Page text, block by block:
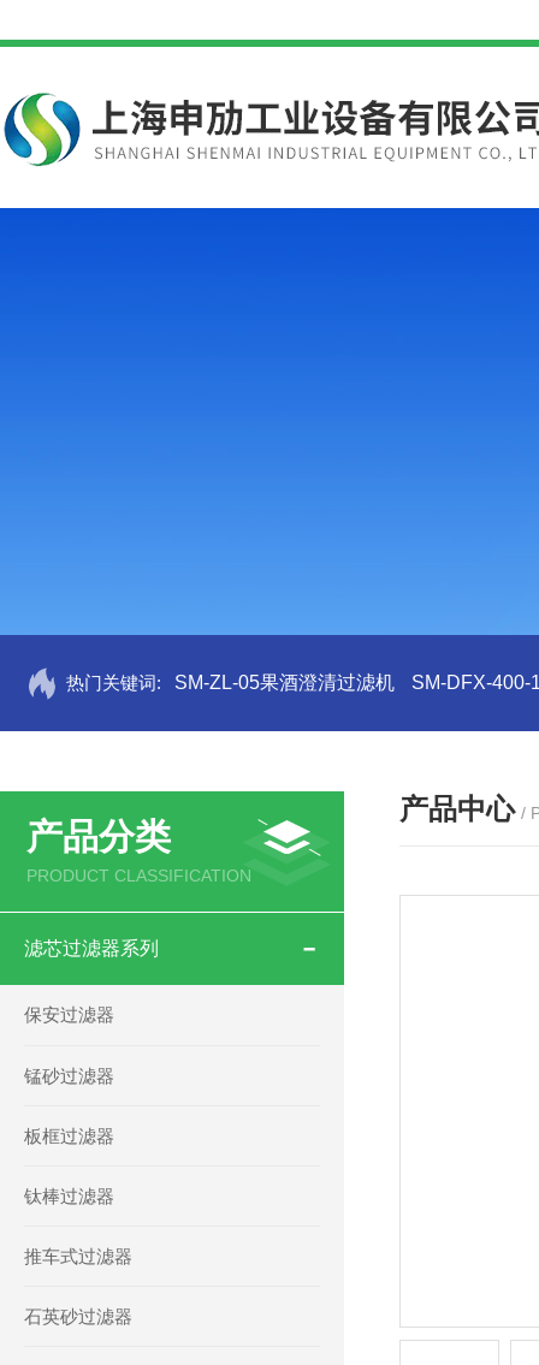
热门关键词: SM-ZL-05果酒澄清过滤机 SM-DFX-400-
产品分类
PRODUCT CLASSIFICATION
滤芯过滤器系列
保安过滤器
锰砂过滤器
板框过滤器
钛棒过滤器
推车式过滤器
石英砂过滤器
产品中心 /